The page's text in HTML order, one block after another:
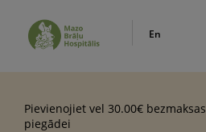
En
Pievienojiet vel 30.00€ bezmaksas
piegādei